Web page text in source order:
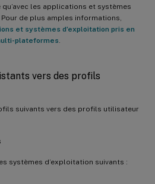
les applications et systèmes
de plus amples informations,
et systèmes d’exploitation pris en
plateformes
vers des profils
suivants vers des profils utilisateur
systèmes d’exploitation suivants :